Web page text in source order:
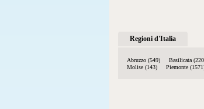
Regioni d'Italia
Abruzzo (549) Basilicata
Molise (143)
Piemonte